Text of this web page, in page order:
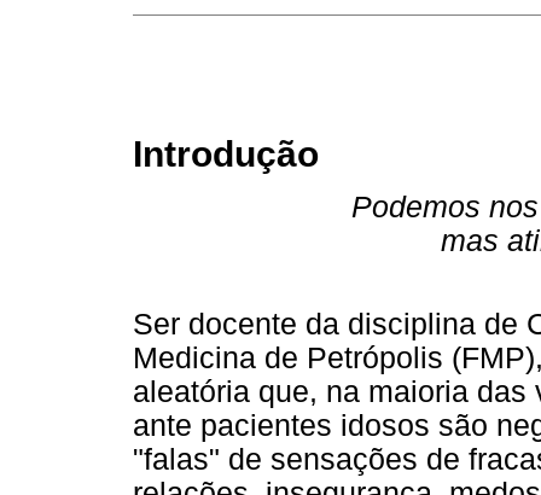
Introdução
Podemos
mas
Ser docente da disciplina de
Medicina de Petrópolis
aleatória que, na maioria
ante pacientes idosos são
"falas" de sensações de